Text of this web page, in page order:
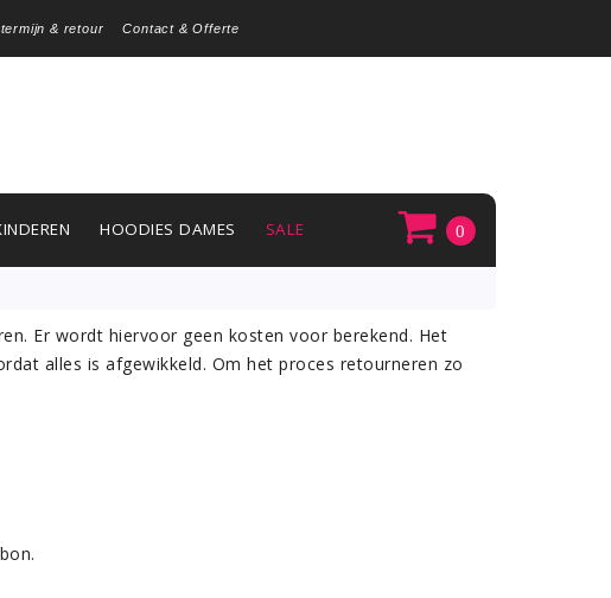
& retour Contact & Offerte
HOODIES DAMES SALE 0
Er wordt hiervoor geen kosten voor berekend. Het
alles is afgewikkeld. Om het proces retourneren zo